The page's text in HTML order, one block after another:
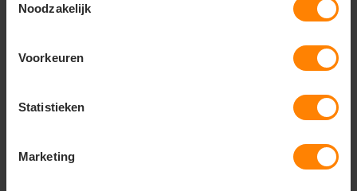
Noodzakelijk
Voorkeuren
Statistieken
Marketing
ROLY